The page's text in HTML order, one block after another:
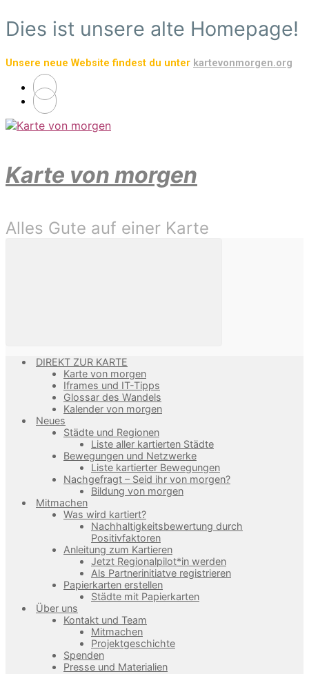
Zum
Hauptinhalt
Dies ist unsere alte Homepage!
Unsere neue Website findest du unter kartevonmorgen.org
Karte von morgen
Alles Gute auf einer Karte
DIREKT ZUR KARTE
Karte von morgen
Iframes und IT-Tipps
Glossar des Wandels
Kalender von morgen
Neues
Städte und Regionen
Liste aller kartierten Städte
Bewegungen und Netzwerke
Liste kartierter Bewegungen
Nachgefragt – Seid ihr von morgen?
Bildung von morgen
Mitmachen
Was wird kartiert?
Nachhaltigkeitsbewertung durch
Positivfaktoren
Anleitung zum Kartieren
Jetzt Regionalpilot*in werden
Als Partnerinitiatve registrieren
Papierkarten erstellen
Städte mit Papierkarten
Über uns
Kontakt und Team
Mitmachen
Projektgeschichte
Spenden
Presse und Materialien